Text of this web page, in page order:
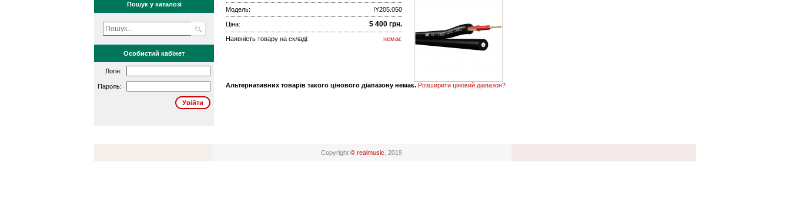
Пошук у каталозі
Особистий кабінет
Логін:
Пароль:
Модель:
IY205.050
Ціна: 5 400 грн.
Наявність товару на складі: немає
Альтернативних товарів такого цінового діапазону немає. Розширити ціновий діапазон?
Copyright © realmusic , 2019